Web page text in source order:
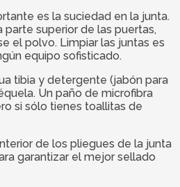
es la suciedad en la junta.
parte superior de las puertas,
el polvo. Limpiar las juntas es
equipo sofisticado.
tibia y detergente (jabón para
Un paño de microfibra
si sólo tienes toallitas de
de los pliegues de la junta
garantizar el mejor sellado